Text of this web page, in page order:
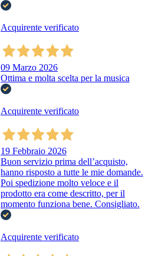
Acquirente verificato
09 Marzo 2026
Ottima e molta scelta per la musica
Acquirente verificato
19 Febbraio 2026
Buon servizio prima dell’acquisto,
hanno risposto a tutte le mie domande.
Poi spedizione molto veloce e il
prodotto era come descritto, per il
momento funziona bene. Consigliato.
Acquirente verificato